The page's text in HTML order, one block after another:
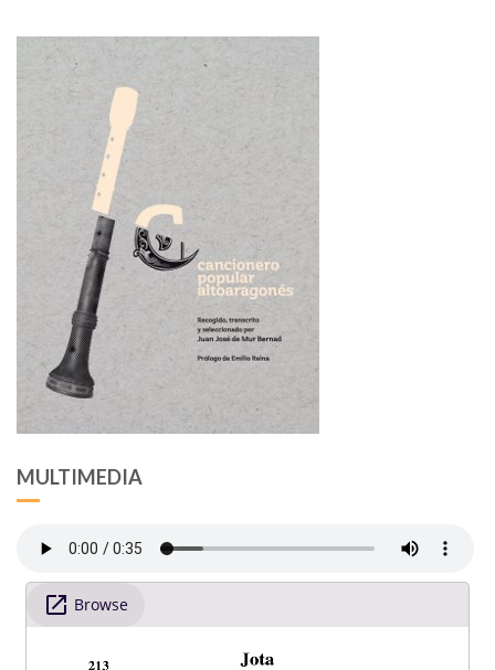
MULTIMEDIA